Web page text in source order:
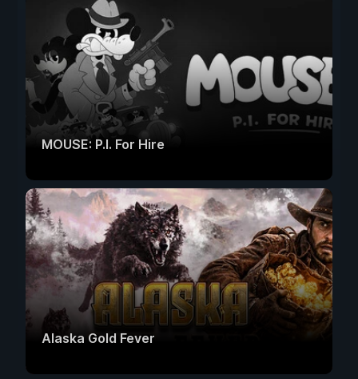
MOUSE: P.I. For Hire
Alaska Gold Fever